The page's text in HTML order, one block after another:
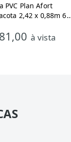
PVC Plan Afort
2,42 x 0,88m 6
81,00 à vista